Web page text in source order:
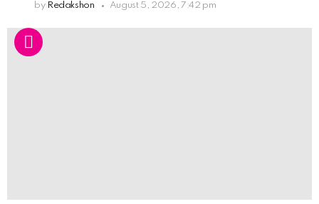
by Redakshon August 5, 2026, 7:42 pm